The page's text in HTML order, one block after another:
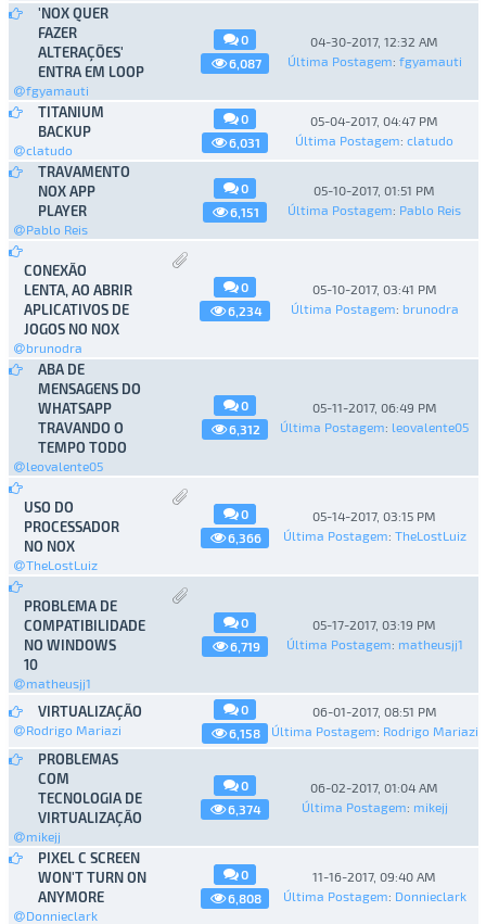
'NOX QUER
FAZER
ALTERAÇÕES'
ENTRA EM LOOP
fgyamauti
0
6,087
04-30-2017, 12:32 AM
Última Postagem: fgyamauti
TITANIUM
BACKUP
clatudo
0
6,031
05-04-2017, 04:47 PM
Última Postagem: clatudo
TRAVAMENTO
NOX APP
PLAYER
Pablo Reis
0
6,151
05-10-2017, 01:51 PM
Última Postagem: Pablo Reis
CONEXÃO
LENTA, AO ABRIR
APLICATIVOS DE
JOGOS NO NOX
brunodra
0
6,234
05-10-2017, 03:41 PM
Última Postagem: brunodra
ABA DE
MENSAGENS DO
WHATSAPP
TRAVANDO O
TEMPO TODO
leovalente05
0
6,312
05-11-2017, 06:49 PM
Última Postagem: leovalente05
USO DO
PROCESSADOR
NO NOX
TheLostLuiz
0
6,366
05-14-2017, 03:15 PM
Última Postagem: TheLostLuiz
PROBLEMA DE
COMPATIBILIDADE
NO WINDOWS
10
matheusjj1
0
6,719
05-17-2017, 03:19 PM
Última Postagem: matheusjj1
VIRTUALIZAÇÃO
Rodrigo Mariazi
0
6,158
06-01-2017, 08:51 PM
Última Postagem: Rodrigo Mariazi
PROBLEMAS
COM
TECNOLOGIA DE
VIRTUALIZAÇÃO
mikejj
0
6,374
06-02-2017, 01:04 AM
Última Postagem: mikejj
PIXEL C SCREEN
WON'T TURN ON
ANYMORE
Donnieclark
0
6,808
11-16-2017, 09:40 AM
Última Postagem: Donnieclark